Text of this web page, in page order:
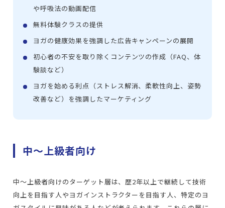
や呼吸法の動画配信
無料体験クラスの提供
ヨガの健康効果を強調した広告キャンペーンの展開
初心者の不安を取り除くコンテンツの作成（FAQ、体
験談など）
ヨガを始める利点（ストレス解消、柔軟性向上、姿勢
改善など）を強調したマーケティング
中〜上級者向け
中〜上級者向けのターゲット層は、歴2年以上で継続して技術
向上を目指す人やヨガインストラクターを目指す人、特定のヨ